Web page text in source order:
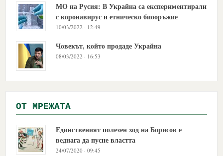
МО на Русия: В Украйна са експериментирали
с коронавирус и етническо биооръжие
10/03/2022 · 12:49
Човекът, който продаде Украйна
08/03/2022 · 16:53
OТ МРЕЖАТА
Единственият полезен ход на Борисов е
веднага да пусне властта
24/07/2020 · 09:45